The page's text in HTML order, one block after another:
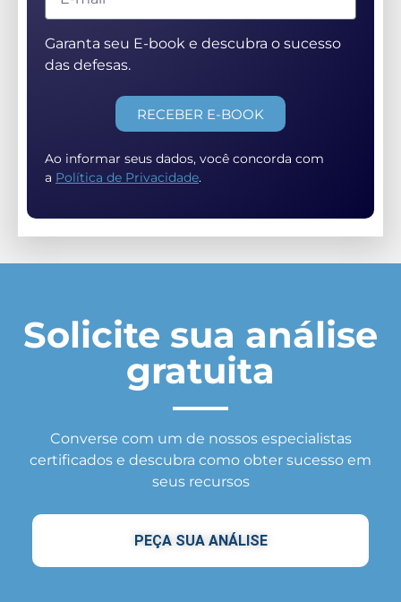
Garanta seu E-book e descubra o sucesso
das defesas.
RECEBER E-BOOK
Ao informar seus dados, você concorda com
a Política de Privacidade.
Solicite sua análise
gratuita
Converse com um de nossos especialistas
certificados e descubra como obter sucesso em
seus recursos
PEÇA SUA ANÁLISE